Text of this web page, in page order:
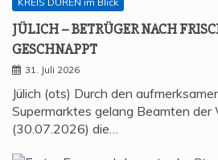
JÜLICH – BETRÜ­GER NACH
GESCHNAPPT
31. Juli 2026
Jülich (ots) Durch den
Supermarktes gelang Beamten der
(30.07.2026) die…